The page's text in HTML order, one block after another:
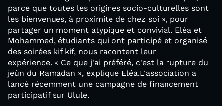
parce que toutes les origines socio-culturelles sont
les bienvenues, à proximité de chez soi », pour
partager un moment atypique et convivial. Eléa et
Mohammed, étudiants qui ont participé et organisé
des soirées kif kif, nous racontent leur
expérience. « Ce que j'ai préféré, c'est la rupture du
jeûn du Ramadan », explique Eléa.L'association a
lancé récemment une campagne de financement
participatif sur Ulule.